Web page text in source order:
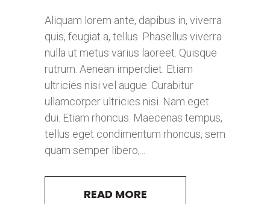
Aliquam lorem ante, dapibus in, viverra
quis, feugiat a, tellus. Phasellus viverra
nulla ut metus varius laoreet. Quisque
rutrum. Aenean imperdiet. Etiam
ultricies nisi vel augue. Curabitur
ullamcorper ultricies nisi. Nam eget
dui. Etiam rhoncus. Maecenas tempus,
tellus eget condimentum rhoncus, sem
quam semper libero,...
READ MORE